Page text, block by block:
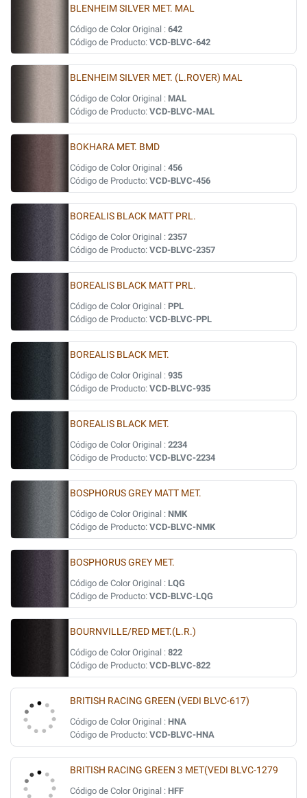
BLENHEIM SILVER MET. MAL
Código de Color Original : 642
Código de Producto: VCD-BLVC-642
BLENHEIM SILVER MET. (L.ROVER) MAL
Código de Color Original : MAL
Código de Producto: VCD-BLVC-MAL
BOKHARA MET. BMD
Código de Color Original : 456
Código de Producto: VCD-BLVC-456
BOREALIS BLACK MATT PRL.
Código de Color Original : 2357
Código de Producto: VCD-BLVC-2357
BOREALIS BLACK MATT PRL.
Código de Color Original : PPL
Código de Producto: VCD-BLVC-PPL
BOREALIS BLACK MET.
Código de Color Original : 935
Código de Producto: VCD-BLVC-935
BOREALIS BLACK MET.
Código de Color Original : 2234
Código de Producto: VCD-BLVC-2234
BOSPHORUS GREY MATT MET.
Código de Color Original : NMK
Código de Producto: VCD-BLVC-NMK
BOSPHORUS GREY MET.
Código de Color Original : LQG
Código de Producto: VCD-BLVC-LQG
BOURNVILLE/RED MET.(L.R.)
Código de Color Original : 822
Código de Producto: VCD-BLVC-822
BRITISH RACING GREEN (VEDI BLVC-617)
Código de Color Original : HNA
Código de Producto: VCD-BLVC-HNA
BRITISH RACING GREEN 3 MET(VEDI BLVC-1279
Código de Color Original : HFF